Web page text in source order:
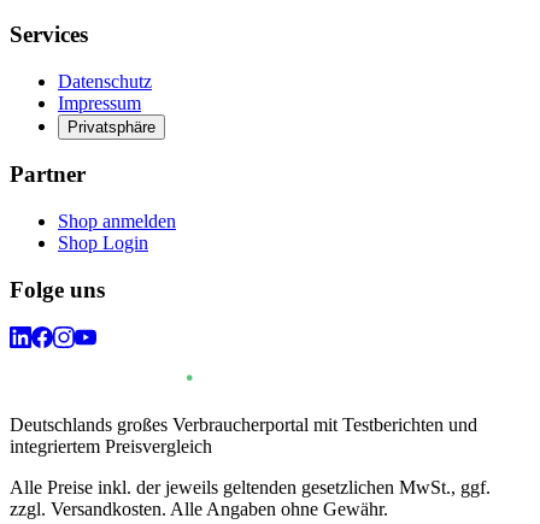
Services
Datenschutz
Impressum
Privatsphäre
Partner
Shop anmelden
Shop Login
Folge uns
Deutschlands großes Verbraucherportal mit Testberichten und
integriertem Preisvergleich
Alle Preise inkl. der jeweils geltenden gesetzlichen MwSt., ggf.
zzgl. Versandkosten. Alle Angaben ohne Gewähr.